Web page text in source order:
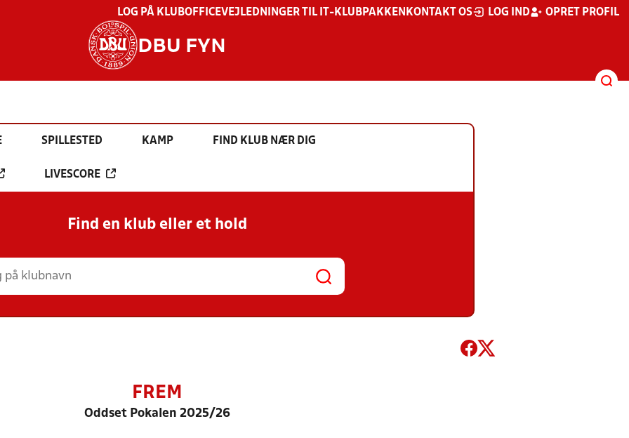
LOG PÅ KLUBOFFICEVEJLEDNINGER TIL IT-KLUBPAKKEN KONTAKT OS LOG IND OPRET PROFIL
DBU FYN
SPILLESTED KAMP FIND KLUB NÆR DIG
LIVESCORE
Find en klub eller et hold
FREM
Oddset Pokalen 2025/26